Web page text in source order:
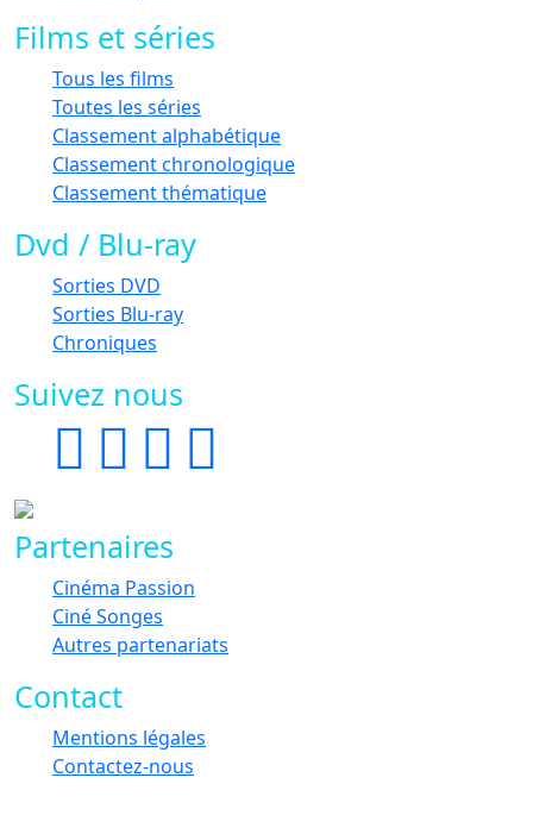
Films et séries
Tous les films
Toutes les séries
Classement alphabétique
Classement chronologique
Classement thématique
Dvd / Blu-ray
Sorties DVD
Sorties Blu-ray
Chroniques
Suivez nous
Partenaires
Cinéma Passion
Ciné Songes
Autres partenariats
Contact
Mentions légales
Contactez-nous